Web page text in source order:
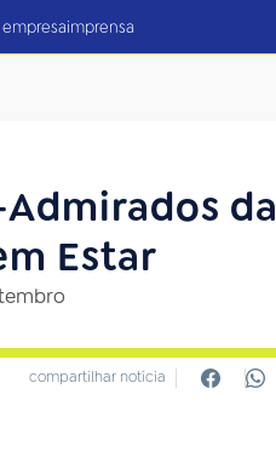
empresaimprensa
da
Estar
compartilhar notícia